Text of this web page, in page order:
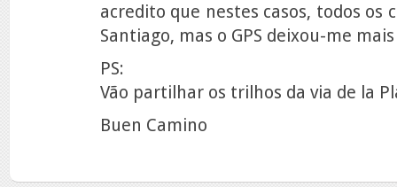
acredito que nestes casos, todos os
Santiago, mas o GPS deixou-me
PS:
Vão partilhar os trilhos da via de la
Buen Camino